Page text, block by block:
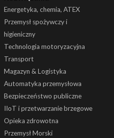
Energetyka, chemia, ATEX
Przemysł spożywczy i
higieniczny
Technologia motoryzacyjna
Transport
Magazyn & Logistyka
Automatyka przemysłowa
Bezpieczeństwo publiczne
IIoT i przetwarzanie brzegowe
Opieka zdrowotna
Przemysł Morski